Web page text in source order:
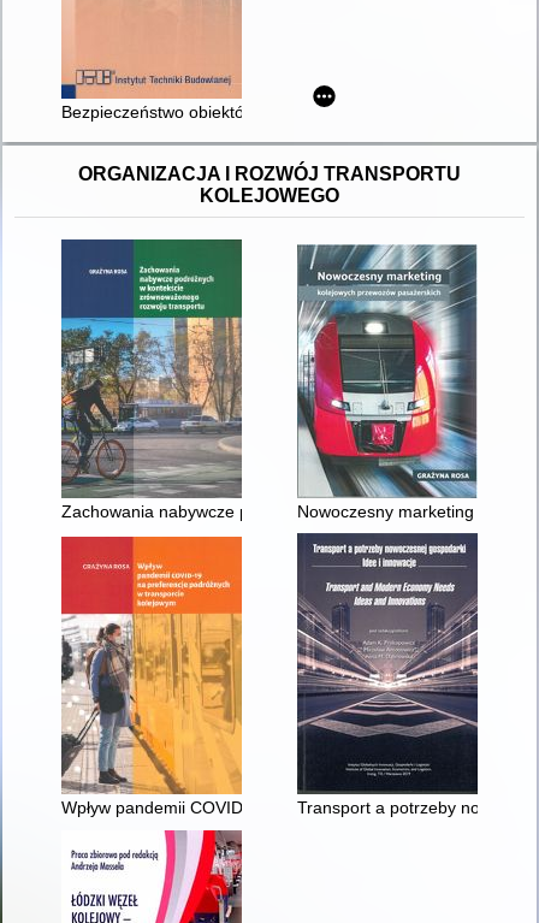
Bezpieczeństwo obiektów budowlanych w sąsiedztwie tuneli
ORGANIZACJA I ROZWÓJ TRANSPORTU
KOLEJOWEGO
Zachowania nabywcze podróżnych w kontekście
Nowoczesny marketing
Wpływ pandemii COVID-19 na preferencje podróżnych w
Transport a potrzeby